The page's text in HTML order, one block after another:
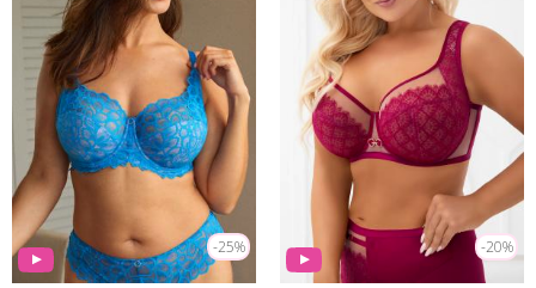
-25% -20%